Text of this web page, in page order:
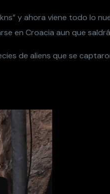
y ahora viene todo lo
en Croacia aun que
de aliens que se